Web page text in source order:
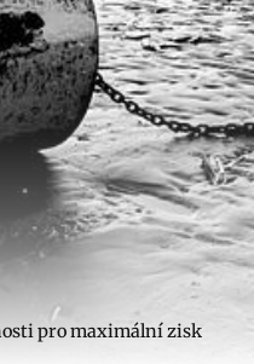
pro maximální zisk